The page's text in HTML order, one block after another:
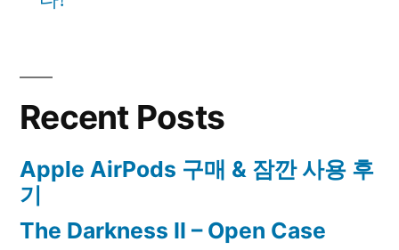
Recent Posts
Apple AirPods 구매 & 잠깐 사용 후
기
The Darkness II – Open Case